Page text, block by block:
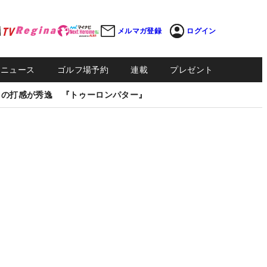
メルマガ登録 ログイン
ュース ゴルフ場予約 連載 プレゼント
打感が秀逸 『トゥーロンパター』